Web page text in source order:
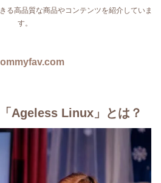
る高品質な商品やコンテンツを紹介していま
す。
Ageless Linux」とは？